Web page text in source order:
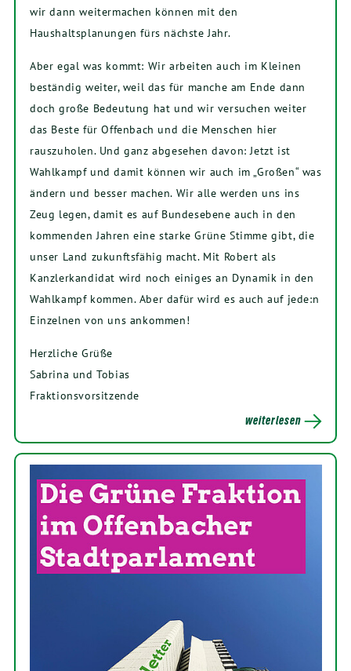
wir dann weitermachen können mit den
Haushaltsplanungen fürs nächste Jahr.
Aber egal was kommt: Wir arbeiten auch im Kleinen
beständig weiter, weil das für manche am Ende dann
doch große Bedeutung hat und wir versuchen weiter
das Beste für Offenbach und die Menschen hier
rauszuholen. Und ganz abgesehen davon: Jetzt ist
Wahlkampf und damit können wir auch im „Großen“ was
ändern und besser machen. Wir alle werden uns ins
Zeug legen, damit es auf Bundesebene auch in den
kommenden Jahren eine starke Grüne Stimme gibt, die
unser Land zukunftsfähig macht. Mit Robert als
Kanzlerkandidat wird noch einiges an Dynamik in den
Wahlkampf kommen. Aber dafür wird es auch auf jede:n
Einzelnen von uns ankommen!
Herzliche Grüße
Sabrina und Tobias
Fraktionsvorsitzende
weiterlesen